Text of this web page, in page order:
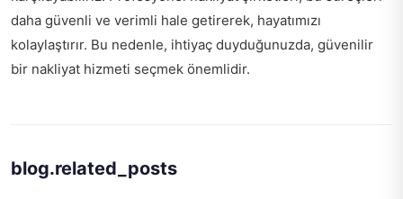
daha güvenli ve verimli hale getirerek, hayatımızı
kolaylaştırır. Bu nedenle, ihtiyaç duyduğunuzda, güvenilir
bir nakliyat hizmeti seçmek önemlidir.
blog.related_posts